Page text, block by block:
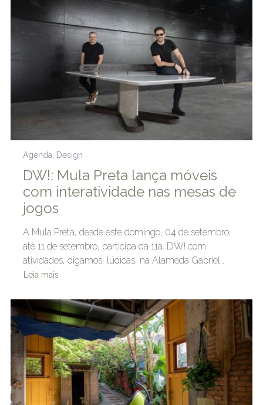
Agenda Design
DW!: Mula Preta lança móveis
com interatividade nas mesas de
jogos
A Mula Preta, desde este domingo, 04 de setembro,
até 11 de setembro, participa da 11a. DW! com
atividades, digamos, lúdicas, na Alameda Gabriel…
Leia mais